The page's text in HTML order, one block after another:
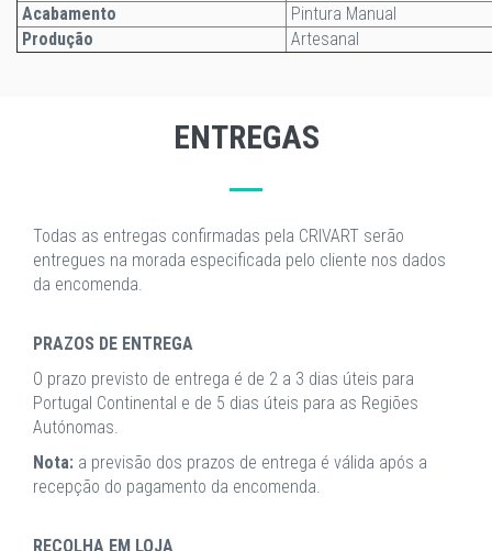
Acabamento
Pintura Manual
Produção
Artesanal
ENTREGAS
Todas as entregas confirmadas pela CRIVART serão
entregues na morada especificada pelo cliente nos dados
da encomenda.
PRAZOS DE ENTREGA
O prazo previsto de entrega é de 2 a 3 dias úteis para
Portugal Continental e de 5 dias úteis para as Regiões
Autónomas.
Nota: a previsão dos prazos de entrega é válida após a
recepção do pagamento da encomenda.
RECOLHA EM LOJA